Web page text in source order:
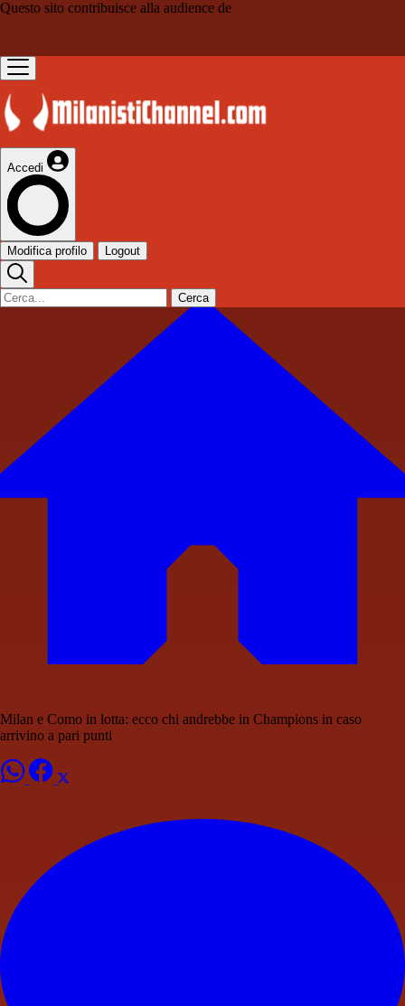
Questo sito contribuisce alla audience de
Accedi
Modifica profilo Logout
Cerca
Milan e Como in lotta: ecco chi andrebbe in Champions in caso
arrivino a pari punti